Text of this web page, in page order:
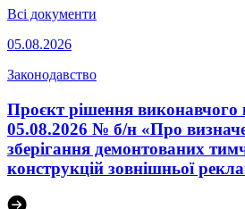
Всі документи
05.08.2026
Законодавство
Проєкт рішення виконавчого
05.08.2026 № б/н «Про
зберігання демонтованих
конструкцій зовнішньої